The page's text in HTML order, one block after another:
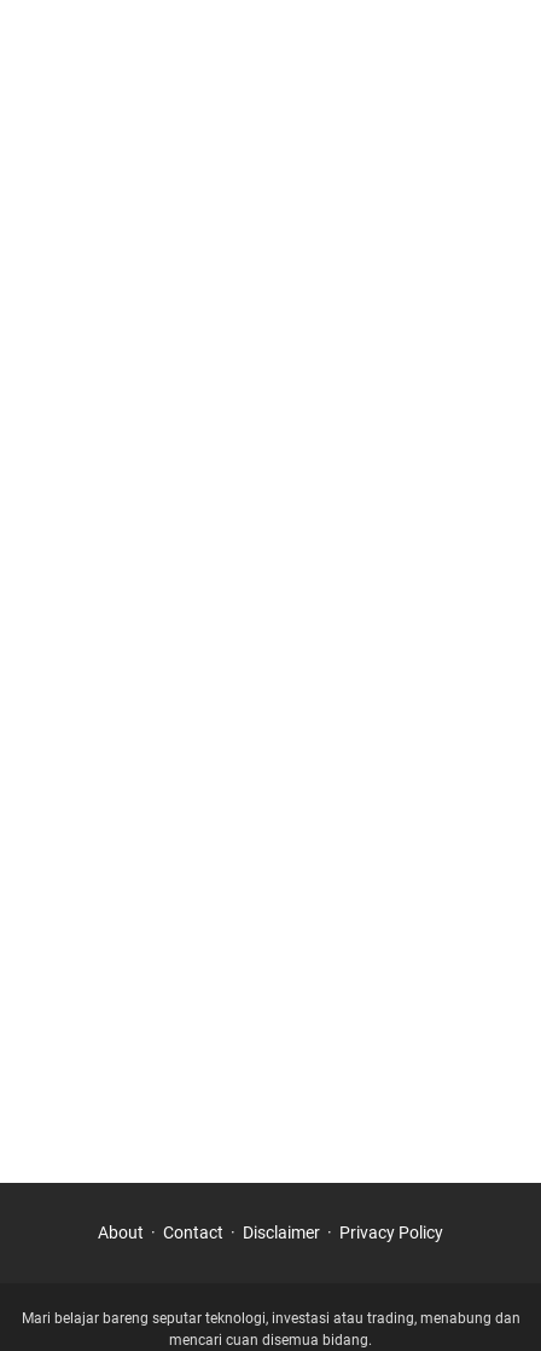
About Contact Disclaimer Privacy Policy
Mari belajar bareng seputar teknologi, investasi atau trading, menabung dan
mencari cuan disemua bidang.